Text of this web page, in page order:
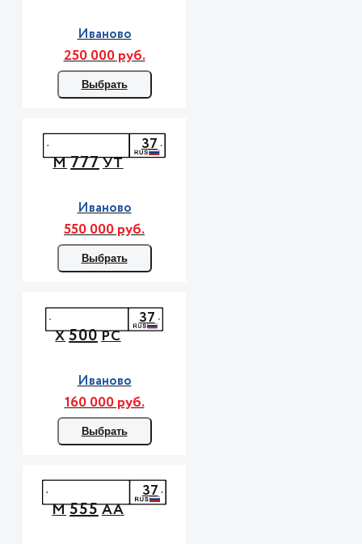
Иваново
250 000 руб.
Выбрать
М777УТ
37
Иваново
550 000 руб.
Выбрать
Х500РС
37
Иваново
160 000 руб.
Выбрать
М555АА
37